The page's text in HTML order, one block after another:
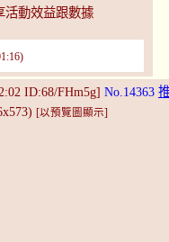
活動效益跟數據
ID:68/FHm5g] No.14363
[以預覽圖顯示]